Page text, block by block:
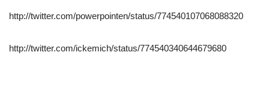
http://twitter.com/powerpointen/status/774540107068088320
http://twitter.com/ickemich/status/774540340644679680